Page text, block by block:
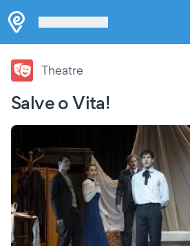
Salve o Vita!
Theatre